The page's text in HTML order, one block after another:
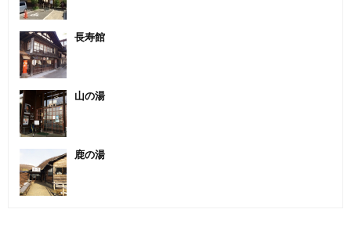
長寿館
山の湯
鹿の湯